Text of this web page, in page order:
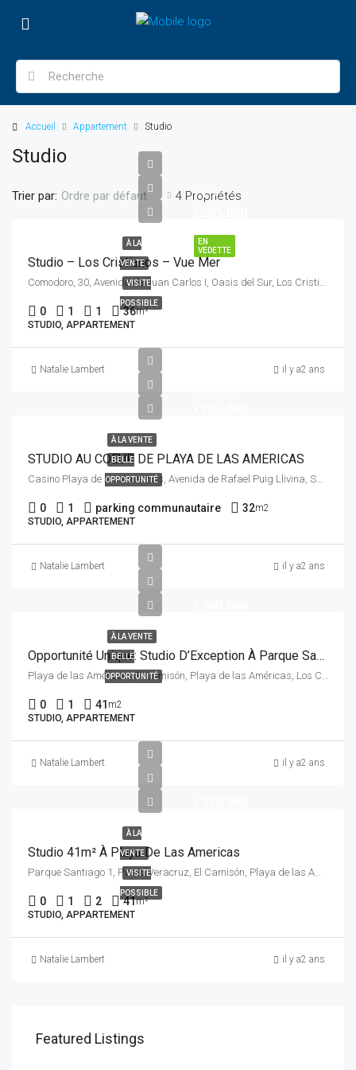
Accueil Appartement Studio
Studio
4 Propriétés
Trier par: Ordre par défaut
EN
VEDETTE
À LA
VENTE
VISITE
POSSIBLE
Prix
Studio – Los Cristianos – Vue Mer
Comodoro, 30, Avenida de Juan Carlos I, Oasis del Sur, Los Cristianos, Arona, Santa Cruz de Tenerife, Canarias, 38650, España
0 1 1 36m²
STUDIO, APPARTEMENT
Natalie Lambert il y a2 ans
À LA VENTE
BELLE
OPPORTUNITÉ
STUDIO AU COEUR DE PLAYA DE LAS AMERICAS
Casino Playa de las Americas, Avenida de Rafael Puig Llivina, San Eugenio Bajo, Adeje, Santa Cruz de Tenerife, Canarias, 38660, España
0 1 parking communautaire 32m2
STUDIO, APPARTEMENT
Natalie Lambert il y a2 ans
À LA VENTE
BELLE
OPPORTUNITÉ
Opportunité Unique: Studio D’Exception À Parque Santiago III – Ne Ratez Pas Cette Occasion!
Playa de las Américas, El Camisón, Playa de las Américas, Los Cristianos, Arona, Santa Cruz de Tenerife, Canarias, España
0 1 41 m2
STUDIO, APPARTEMENT
Natalie Lambert il y a2 ans
À LA
VENTE
VISITE
POSSIBLE
Studio 41m² À Playa De Las Americas
Parque Santiago 1, Paseo Veracruz, El Camisón, Playa de las Américas, Los Cristianos, Arona, Santa Cruz de Tenerife, Canarias, 38650, España
0 1 2 41m²
STUDIO, APPARTEMENT
Natalie Lambert il y a2 ans
Featured Listings